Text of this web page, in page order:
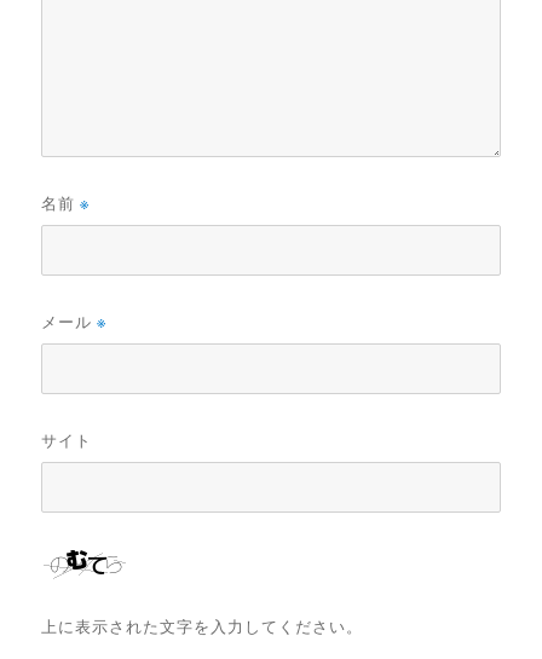
名前※
メール※
サイト
上に表示された文字を入力してください。